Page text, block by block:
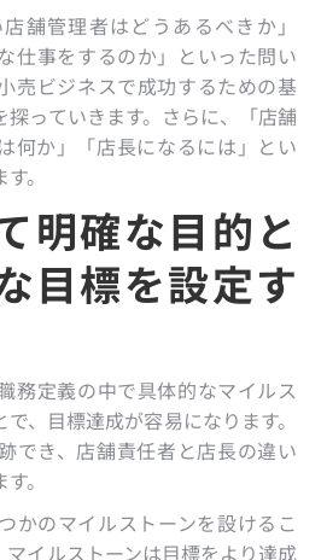
舗管理者はどうあるべきか」
仕事をするのか」といった問い
売ビジネスで成功するための基
探っていきます。さらに、「店舗
何か」「店長になるには」とい
。
明確な目的と
目標を設定す
務定義の中で具体的なマイルス
、目標達成が容易になります。
でき、店舗責任者と店長の違い
。
かのマイルストーンを設けるこ
マイルストーンは目標をより達成